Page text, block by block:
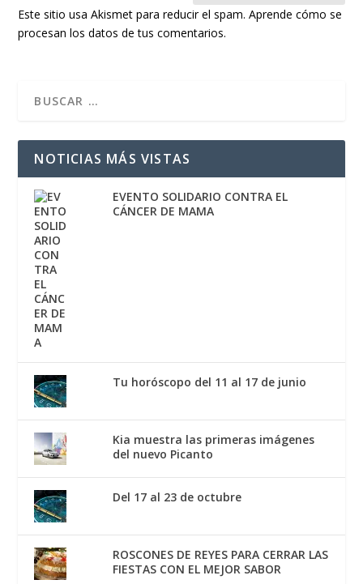
Este sitio usa Akismet para reducir el spam.Aprende cómo se
procesan los datos de tus comentarios.
NOTICIAS MÁS VISTAS
EVENTO SOLIDARIO CONTRA EL
CÁNCER DE MAMA
Tu horóscopo del 11 al 17 de junio
Kia muestra las primeras imágenes
del nuevo Picanto
Del 17 al 23 de octubre
ROSCONES DE REYES PARA CERRAR LAS
FIESTAS CON EL MEJOR SABOR